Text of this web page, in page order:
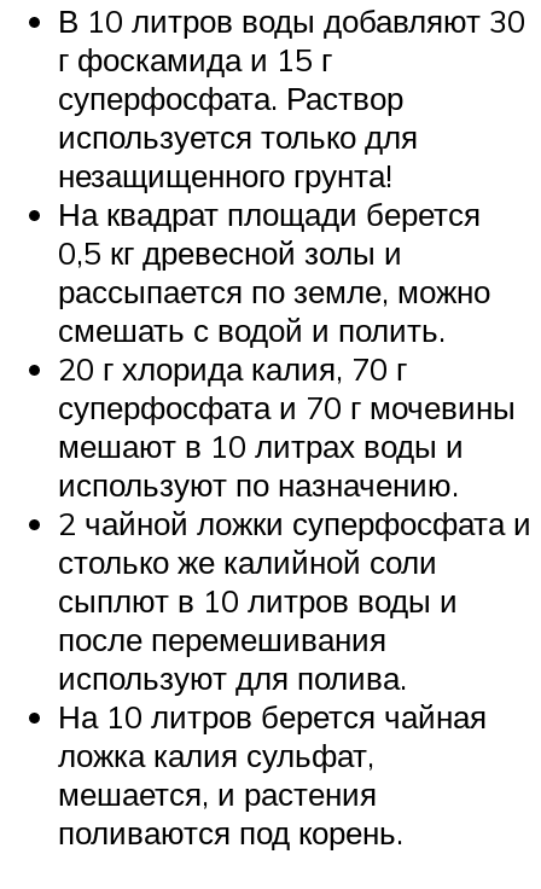
В 10 литров воды добавляют 30
г фоскамида и 15 г
суперфосфата. Раствор
используется только для
незащищенного грунта!
На квадрат площади берется
0,5 кг древесной золы и
рассыпается по земле, можно
смешать с водой и полить.
20 г хлорида калия, 70 г
суперфосфата и 70 г мочевины
мешают в 10 литрах воды и
используют по назначению.
2 чайной ложки суперфосфата и
столько же калийной соли
сыплют в 10 литров воды и
после перемешивания
используют для полива.
На 10 литров берется чайная
ложка калия сульфат,
мешается, и растения
поливаются под корень.